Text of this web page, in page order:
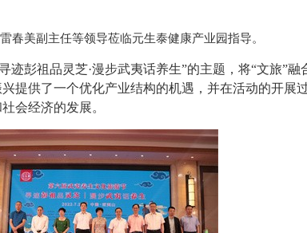
春美副主任等领导莅临元生泰健康产业园指导。
迹彭祖品灵芝·漫步武夷话养生”的主题，将“文旅”
提供了一个优化产业结构的机遇，并在活动的开展
会经济的发展。